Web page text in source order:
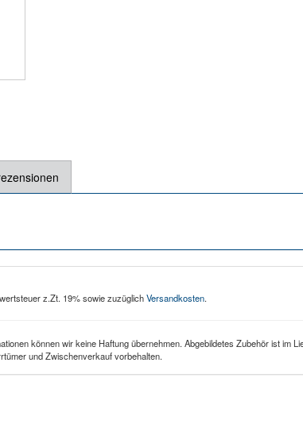
z.Zt. 19% sowie zuzüglichVersandkosten.
können wir keine Haftung übernehmen. Abgebildetes Zubehör ist im
und Zwischenverkauf vorbehalten.